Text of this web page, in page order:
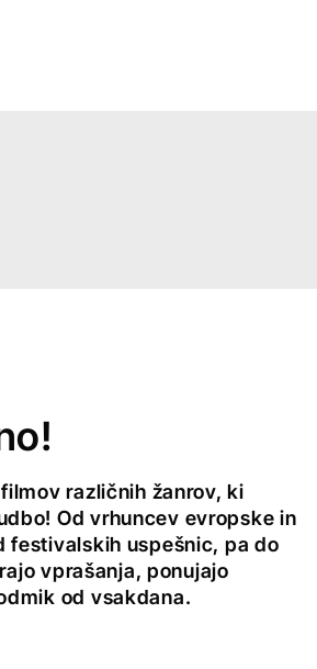
različnih žanrov, ki
Od vrhuncev evropske in
festivalskih uspešnic, pa do
vprašanja, ponujajo
od vsakdana.